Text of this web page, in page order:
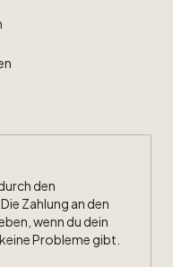
den
Zahlung an den
wenn du dein
Probleme gibt.